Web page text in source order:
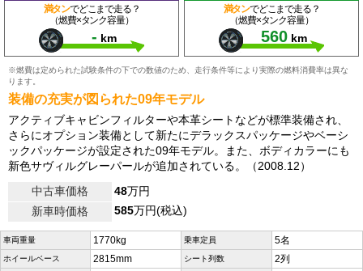
満タンでどこまで走る？
（燃費×タンク容量）
- km
満タンでどこまで走る？
（燃費×タンク容量）
560 km
※燃費は定められた試験条件の下での数値のため、走行条件等により実際の燃料消費率は異な
ります。
装備の充実が図られた09年モデル
アクティブキャビンフィルターや本革シートなどが標準装備され、
さらにオプション装備として新たにデラックスパッケージやベーシ
ックパッケージが設定された09年モデル。また、ボディカラーにも
新色サヴィルグレーパールが追加されている。（2008.12）
中古車価格
48万円
新車時価格
585万円(税込)
車両重量 1770kg 乗車定員 5名
ホイールベース 2815mm シート列数 2列